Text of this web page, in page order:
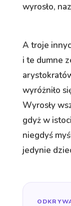
wyrosło,
A troje
i te dumne
wyróżniło
Wyrosły
gdyż w
niegdyś
jedynie